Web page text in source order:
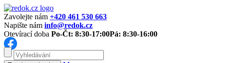
Zavolejte nám +420 461 530 663
Napište nám info@redok.cz
Otevírací doba Po-Čt: 8:30-17:00Pá: 8:30-16:00